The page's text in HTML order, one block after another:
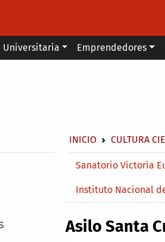
Universitaria Emprendedores
Sobrescribir
INICIO CULTURA
Main menu level 4
Sanatorio Victoria
Instituto Nacional
Asilo Santa